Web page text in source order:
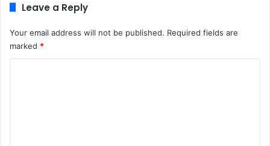
Leave a Reply
Your email address will not be published. Required fields are
marked *